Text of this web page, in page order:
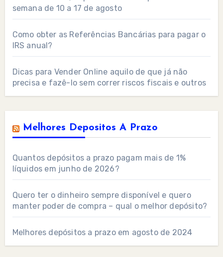
semana de 10 a 17 de agosto
Como obter as Referências Bancárias para pagar o
IRS anual?
Dicas para Vender Online aquilo de que já não
precisa e fazê-lo sem correr riscos fiscais e outros
Melhores Depositos A Prazo
Quantos depósitos a prazo pagam mais de 1%
líquidos em junho de 2026?
Quero ter o dinheiro sempre disponível e quero
manter poder de compra – qual o melhor depósito?
Melhores depósitos a prazo em agosto de 2024